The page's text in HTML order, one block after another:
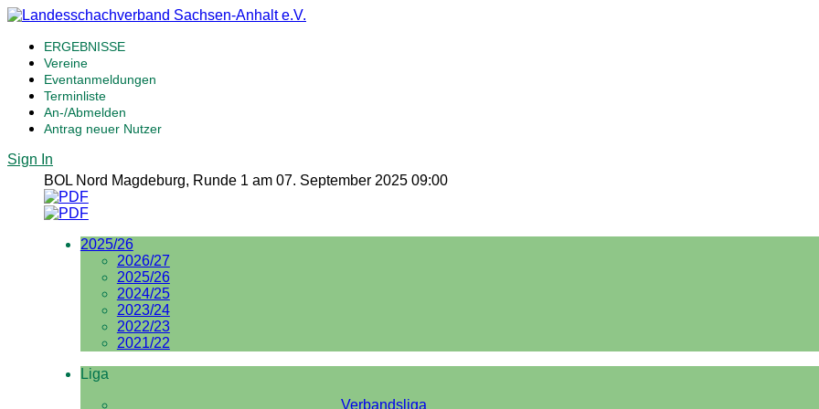
ERGEBNISSE
Vereine
Eventanmeldungen
Terminliste
An-/Abmelden
Antrag neuer Nutzer
Sign In
BOL Nord Magdeburg, Runde 1 am 07. September 2025 09:00
2025/26
2026/27
2025/26
2024/25
2023/24
2022/23
2021/22
Liga
Verbandsliga